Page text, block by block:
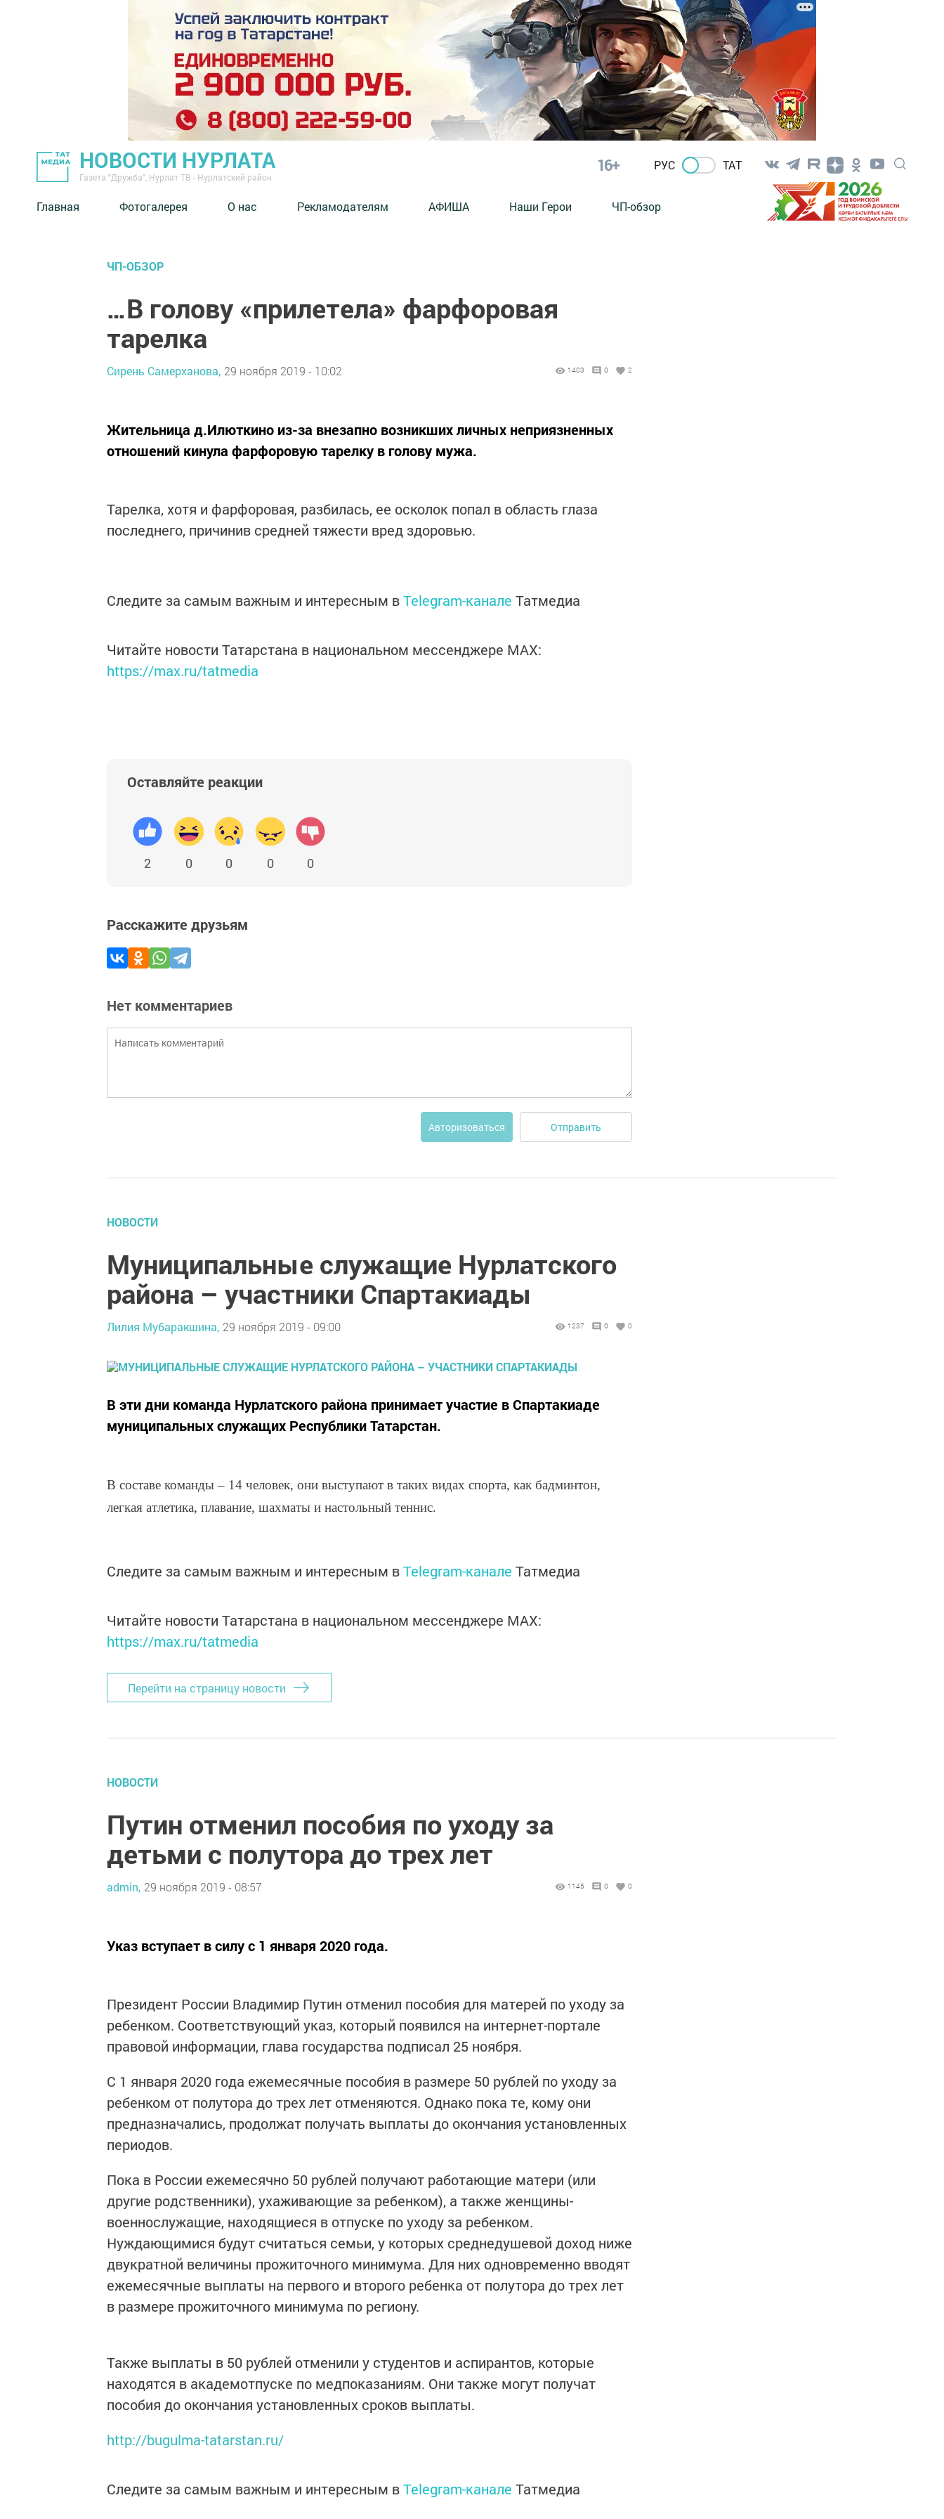
НОВОСТИ НУРЛАТА
Газета "Дружба", Нурлат ТВ - Нурлатский район
16+ РУС ТАТ
Главная Фотогалерея О нас Рекламодателям АФИША Наши Герои ЧП-обзор
ЧП-ОБЗОР
…В голову «прилетела» фарфоровая
тарелка
Сирень Самерханова, 29 ноября 2019 - 10:02 1403 0 2
Жительница д.Илюткино из-за внезапно возникших личных неприязненных
отношений кинула фарфоровую тарелку в голову мужа.
Тарелка, хотя и фарфоровая, разбилась, ее осколок попал в область глаза
последнего, причинив средней тяжести вред здоровью.
Следите за самым важным и интересным вTelegram-канале Татмедиа
Читайте новости Татарстана в национальном мессенджере MАХ:
https://max.ru/tatmedia
Оставляйте реакции
2 0 0 0 0
Расскажите друзьям
Нет комментариев
Авторизоваться Отправить
НОВОСТИ
Муниципальные служащие Нурлатского
района – участники Спартакиады
Лилия Мубаракшина, 29 ноября 2019 - 09:00 1237 0 0
В эти дни команда Нурлатского района принимает участие в Спартакиаде
муниципальных служащих Республики Татарстан.
В составе команды – 14 человек, они выступают в таких видах спорта, как бадминтон,
легкая атлетика, плавание, шахматы и настольный теннис.
Следите за самым важным и интересным вTelegram-канале Татмедиа
Читайте новости Татарстана в национальном мессенджере MАХ:
https://max.ru/tatmedia
Перейти на страницу новости
НОВОСТИ
Путин отменил пособия по уходу за
детьми с полутора до трех лет
admin, 29 ноября 2019 - 08:57 1145 0 0
Указ вступает в силу с 1 января 2020 года.
Президент России Владимир Путин отменил пособия для матерей по уходу за
ребенком. Соответствующий указ, который появился на интернет-портале
правовой информации, глава государства подписал 25 ноября.
С 1 января 2020 года ежемесячные пособия в размере 50 рублей по уходу за
ребенком от полутора до трех лет отменяются. Однако пока те, кому они
предназначались, продолжат получать выплаты до окончания установленных
периодов.
Пока в России ежемесячно 50 рублей получают работающие матери (или
другие родственники), ухаживающие за ребенком), а также женщины-
военнослужащие, находящиеся в отпуске по уходу за ребенком.
Нуждающимися будут считаться семьи, у которых среднедушевой доход ниже
двукратной величины прожиточного минимума. Для них одновременно вводят
ежемесячные выплаты на первого и второго ребенка от полутора до трех лет
в размере прожиточного минимума по региону.
Также выплаты в 50 рублей отменили у студентов и аспирантов, которые
находятся в академотпуске по медпоказаниям. Они также могут получат
пособия до окончания установленных сроков выплаты.
http://bugulma-tatarstan.ru/
Следите за самым важным и интересным вTelegram-канале Татмедиа